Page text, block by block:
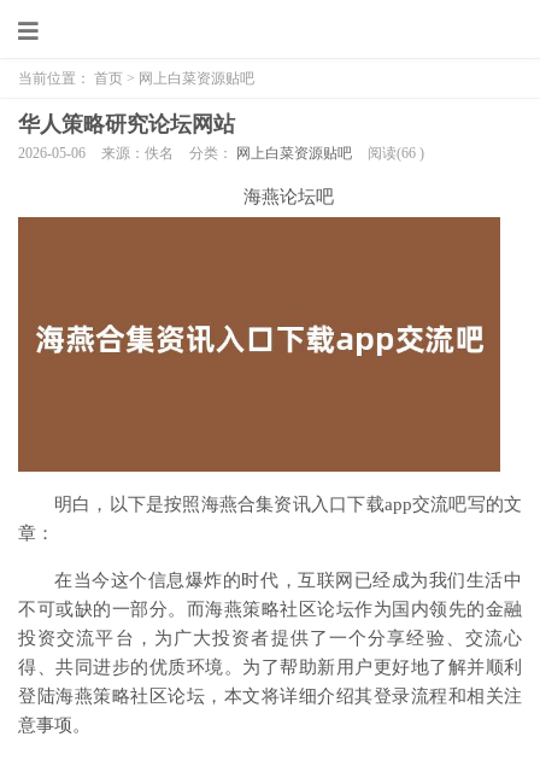
当前位置： 首页 > 网上白菜资源贴吧
华人策略研究论坛网站
2026-05-06 来源：佚名 分类： 网上白菜资源贴吧 阅读(66 )
海燕论坛吧
明白，以下是按照海燕合集资讯入口下载app交流吧写的文
章：
在当今这个信息爆炸的时代，互联网已经成为我们生活中
不可或缺的一部分。而海燕策略社区论坛作为国内领先的金融
投资交流平台，为广大投资者提供了一个分享经验、交流心
得、共同进步的优质环境。为了帮助新用户更好地了解并顺利
登陆海燕策略社区论坛，本文将详细介绍其登录流程和相关注
意事项。